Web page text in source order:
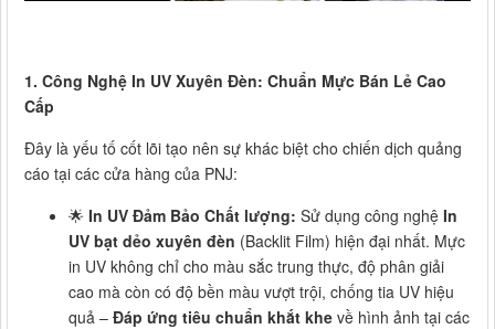
1. Công Nghệ In UV Xuyên Đèn: Chuẩn Mực Bán Lẻ Cao
Cấp
Đây là yếu tố cốt lõi tạo nên sự khác biệt cho chiến dịch quảng
cáo tại các cửa hàng của PNJ:
🌟 In UV Đảm Bảo Chất lượng: Sử dụng công nghệ In
UV bạt dẻo xuyên đèn (Backlit Film) hiện đại nhất. Mực
in UV không chỉ cho màu sắc trung thực, độ phân giải
cao mà còn có độ bền màu vượt trội, chống tia UV hiệu
quả – Đáp ứng tiêu chuẩn khắt khe về hình ảnh tại các